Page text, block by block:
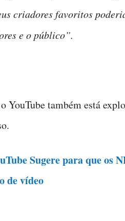
criadores favoritos
e o público”.
YouTube também está
Sugere para que os
de vídeo